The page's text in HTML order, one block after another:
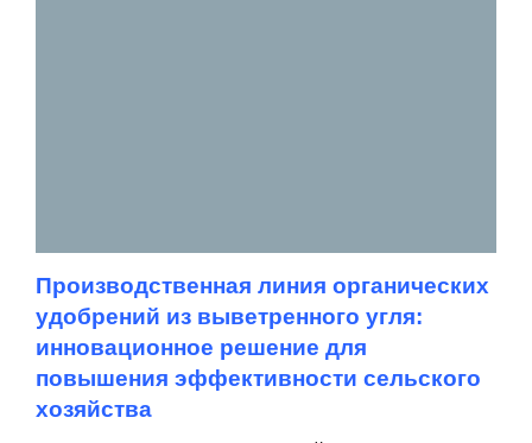
Производственная линия органических
удобрений из выветренного угля:
инновационное решение для
повышения эффективности сельского
хозяйства